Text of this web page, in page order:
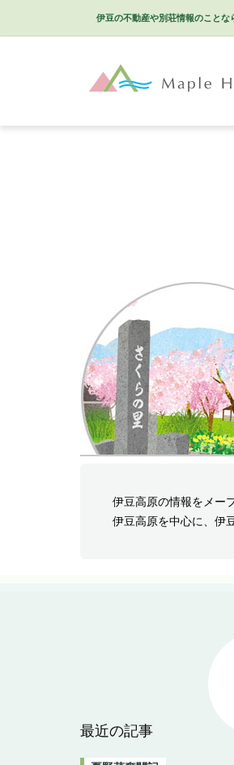
伊豆の不動産や別荘情報のことな
伊豆高原の情報をメー
伊豆高原を中心に、伊
最近の記事